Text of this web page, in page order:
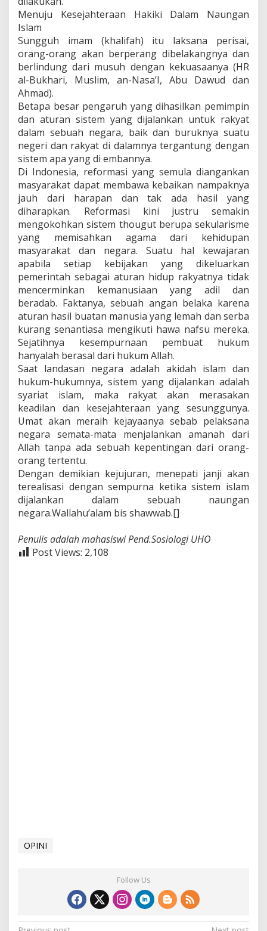
Menuju Kesejahteraan Hakiki Dalam Naungan
Islam
Sungguh imam (khalifah) itu laksana perisai,
orang-orang akan berperang dibelakangnya dan
berlindung dari musuh dengan kekuasaanya (HR
al-Bukhari, Muslim, an-Nasa’I, Abu Dawud dan
Ahmad).
Betapa besar pengaruh yang dihasilkan pemimpin
dan aturan sistem yang dijalankan untuk rakyat
dalam sebuah negara, baik dan buruknya suatu
negeri dan rakyat di dalamnya tergantung dengan
sistem apa yang di embannya.
Di Indonesia, reformasi yang semula diangankan
masyarakat dapat membawa kebaikan nampaknya
jauh dari harapan dan tak ada hasil yang
diharapkan. Reformasi kini justru semakin
mengokohkan sistem thougut berupa sekularisme
yang memisahkan agama dari kehidupan
masyarakat dan negara. Suatu hal kewajaran
apabila setiap kebijakan yang dikeluarkan
pemerintah sebagai aturan hidup rakyatnya tidak
mencerminkan kemanusiaan yang adil dan
beradab. Faktanya, sebuah angan belaka karena
aturan hasil buatan manusia yang lemah dan serba
kurang senantiasa mengikuti hawa nafsu mereka.
Sejatihnya kesempurnaan pembuat hukum
hanyalah berasal dari hukum Allah.
Saat landasan negara adalah akidah islam dan
hukum-hukumnya, sistem yang dijalankan adalah
syariat islam, maka rakyat akan merasakan
keadilan dan kesejahteraan yang sesunggunya.
Umat akan meraih kejayaanya sebab pelaksana
negara semata-mata menjalankan amanah dari
Allah tanpa ada sebuah kepentingan dari orang-
orang tertentu.
Dengan demikian kejujuran, menepati janji akan
terealisasi dengan sempurna ketika sistem islam
dijalankan dalam sebuah naungan
negara.Wallahu’alam bis shawwab.[]
Penulis adalah mahasiswi Pend.Sosiologi UHO
Post Views: 2,108
OPINI
Follow Us